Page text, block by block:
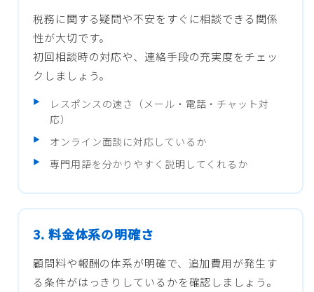
税務に関する疑問や不安をすぐに相談できる関係
性が大切です。
初回相談時の対応や、連絡手段の充実度をチェッ
クしましょう。
レスポンスの速さ（メール・電話・チャット対
応）
オンライン面談に対応しているか
専門用語を分かりやすく説明してくれるか
3. 料金体系の明確さ
顧問料や報酬の体系が明確で、追加費用が発生す
る条件がはっきりしているかを確認しましょう。